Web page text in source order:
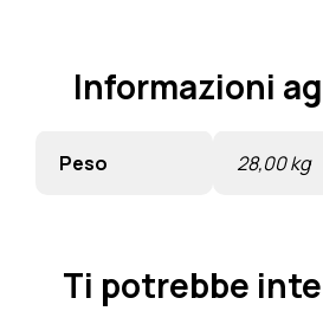
Informazioni
Peso 28,00 kg
Ti potrebbe